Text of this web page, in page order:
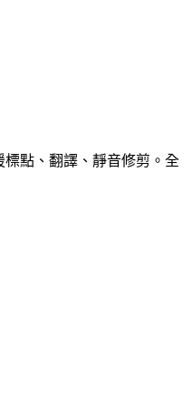
標點、翻譯、靜音修剪。全